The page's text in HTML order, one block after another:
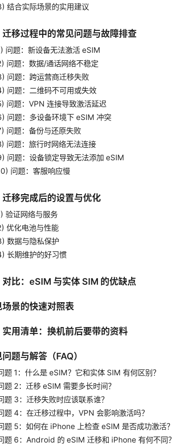
结合实际场景的实用建议
迁移过程中的常见问题与故障排查
问题：新设备无法激活 eSIM
问题：数据/通话网络不稳定
问题：跨运营商迁移失败
问题：二维码不可用或失效
问题：VPN 连接导致激活延迟
问题：多设备环境下 eSIM 冲突
问题：备份与还原失败
问题：旅行时网络无法连接
问题：设备锁定导致无法添加 eSIM
问题：客服响应慢
迁移完成后的设置与优化
验证网络与服务
优化电池与性能
数据与隐私保护
长期维护的好习惯
对比：eSIM 与实体 SIM 的优缺点
场景的快速对照表
实用清单：换机前后要带的资料
题与解答（FAQ）
题 1：什么是 eSIM？它和实体 SIM 有何区别？
题 2：迁移 eSIM 需要多长时间？
题 3：迁移失败时应该联系谁？
题 4：在迁移过程中，VPN 会影响激活吗？
题 5：如何在 iPhone 上检查 eSIM 是否成功激活？
题 6：Android 的 eSIM 迁移和 iPhone 有何不同？